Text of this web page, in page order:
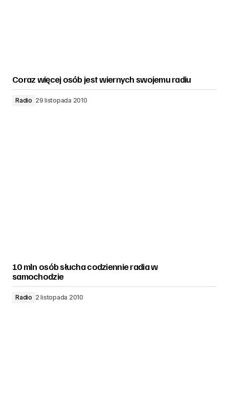
Coraz więcej osób jest wiernych swojemu radiu
Radio 29 listopada 2010
10 mln osób słucha codziennie radia w
samochodzie
Radio 2 listopada 2010